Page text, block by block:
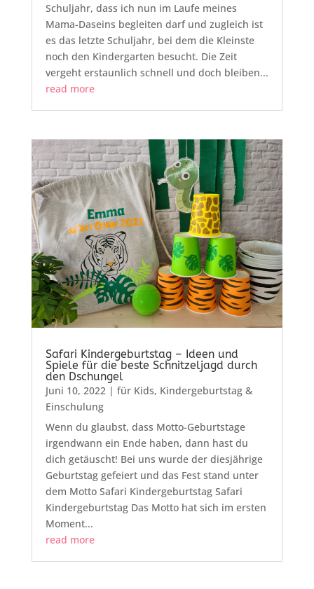
Schuljahr, dass ich nun im Laufe meines
Mama-Daseins begleiten darf und zugleich ist
es das letzte Schuljahr, bei dem die Kleinste
noch den Kindergarten besucht. Die Zeit
vergeht erstaunlich schnell und doch bleiben...
read more
Safari Kindergeburtstag – Ideen und
Spiele für die beste Schnitzeljagd durch
den Dschungel
Juni 10, 2022 | für Kids, Kindergeburtstag &
Einschulung
Wenn du glaubst, dass Motto-Geburtstage
irgendwann ein Ende haben, dann hast du
dich getäuscht! Bei uns wurde der diesjährige
Geburtstag gefeiert und das Fest stand unter
dem Motto Safari Kindergeburtstag Safari
Kindergeburtstag Das Motto hat sich im ersten
Moment...
read more